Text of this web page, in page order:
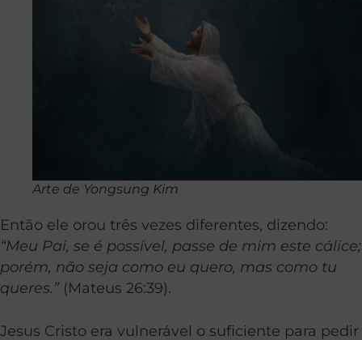
Arte de Yongsung Kim
Então ele orou três vezes diferentes, dizendo:
“Meu Pai, se é possível, passe de mim este cálice;
porém, não seja como eu quero, mas como tu
queres.”(Mateus 26:39).
Jesus Cristo era vulnerável o suficiente para pedir